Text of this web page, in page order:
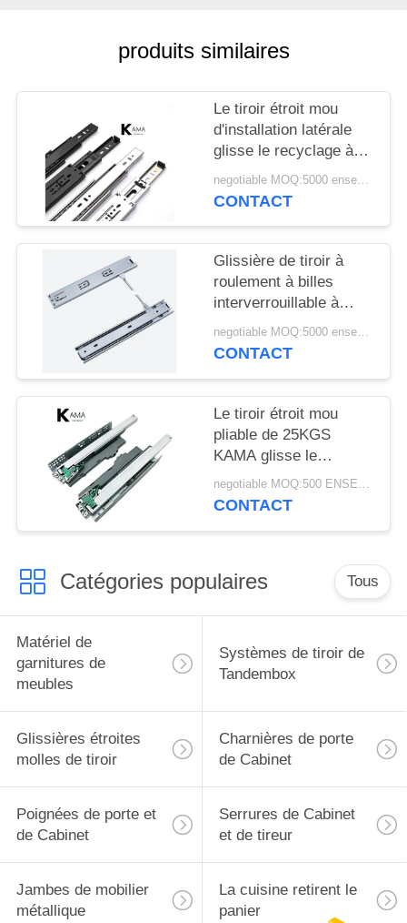
DU
PRIVACY
POLICY
produits similaires
Le tiroir étroit mou
d'installation latérale
glisse le recyclage à
fermeture automatique
de 25000 fois
negotiable MOQ:5000 ensembles
CONTACT
Glissière de tiroir à
roulement à billes
interverrouillable à
extension complète de
46 mm
negotiable MOQ:5000 ensembles
CONTACT
Le tiroir étroit mou
pliable de 25KGS
KAMA glisse le
matériel en acier
galvanisé
negotiable MOQ:500 ENSEMBLES/TAILLE/COULEUR
CONTACT
Catégories populaires Tous
Matériel de
garnitures de
meubles
Systèmes de tiroir de
Tandembox
Glissières étroites
molles de tiroir
Charnières de porte
de Cabinet
Poignées de porte et
de Cabinet
Serrures de Cabinet
et de tireur
Jambes de mobilier
métallique
La cuisine retirent le
panier